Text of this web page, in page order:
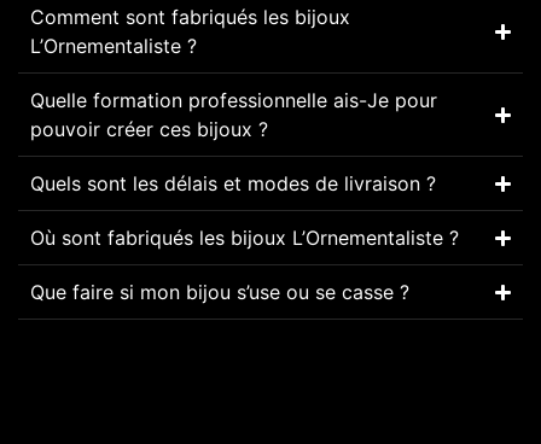
Comment sont fabriqués les bijoux
L’Ornementaliste ?
Quelle formation professionnelle ais-Je pour
pouvoir créer ces bijoux ?
Quels sont les délais et modes de livraison ?
Où sont fabriqués les bijoux L’Ornementaliste ?
Que faire si mon bijou s’use ou se casse ?